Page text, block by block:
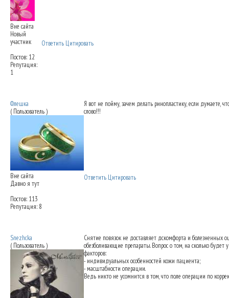
Вне сайта
Новый
участник
Постов: 12
Репутация:
1
Ответить Цитировать
Флешка
( Пользователь )
Вне сайта
Давно я тут
Постов: 113
Репутация: 8
Я вот не пойму, зачем делать ринопластику, если думаете,
слово!!!
Ответить Цитировать
Snezhcka
( Пользователь )
Снятие повязок не доставляет дскомфорта и болезненных
обезболивающие препараты. Вопрос о том, на сколько
факторов:
- индивидуальных особенностей кожи пациента;
- масштабности операции.
Ведь никто не усомнится в том, что поле операции по